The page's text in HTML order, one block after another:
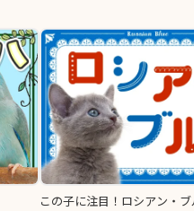
この子に注目！ロシアン・